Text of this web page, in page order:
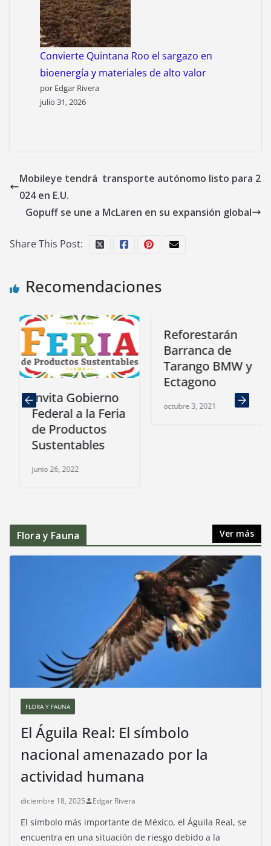
Convierte Quintana Roo el sargazo en
bioenergía y materiales de alto valor
por Edgar Rivera
julio 31, 2026
Mobileye tendrá transporte autónomo listo para 2
024 en E.U.
Gopuff se une a McLaren en su expansión global
Share This Post:
Recomendaciones
Invita Gobierno
Federal a la Feria
de Productos
Sustentables
junio 26, 2022
Reforestarán
Barranca de
Tarango BMW y
Ectagono
octubre 3, 2021
Flora y Fauna Ver más
FLORA Y FAUNA
El Águila Real: El símbolo
nacional amenazado por la
actividad humana
diciembre 18, 2025 Edgar Rivera
El símbolo más importante de México, el Águila Real, se
encuentra en una situación de riesgo debido a la